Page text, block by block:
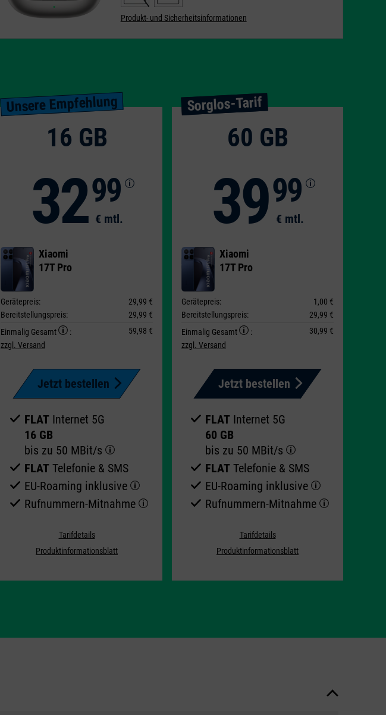
Produkt- und Sicherheitsinformationen
Unsere Empfehlung
16 GB
3299
€ mtl.
Xiaomi
17T Pro
Gerätepreis:
29,99 €
Bereitstellungspreis:
29,99 €
Einmalig Gesamt
:
59,98 €
zzgl. Versand
Jetzt bestellen
FLAT Internet 5G
16 GB
bis zu 50 MBit/s
FLAT Telefonie & SMS
EU-Roaming inklusive
Rufnummern-​Mitnahme
Tarifdetails
Produktinformationsblatt
Sorglos-Tarif
60 GB
3999
€ mtl.
Xiaomi
17T Pro
Gerätepreis:
1,00 €
Bereitstellungspreis:
29,99 €
Einmalig Gesamt
:
30,99 €
zzgl. Versand
Jetzt bestellen
FLAT Internet 5G
60 GB
bis zu 50 MBit/s
FLAT Telefonie & SMS
EU-Roaming inklusive
Rufnummern-​Mitnahme
Tarifdetails
Produktinformationsblatt